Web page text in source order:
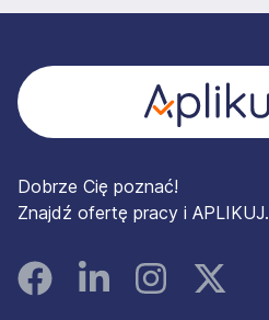
Dobrze Cię poznać!
Znajdź ofertę pracy i APLIKUJ.
FacebookLinked InInstagramInstagram